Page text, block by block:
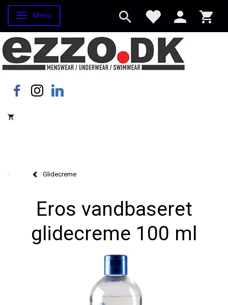
Skifte navigation
Menu
Glidecreme
Eros vandbaseret
glidecreme 100 ml